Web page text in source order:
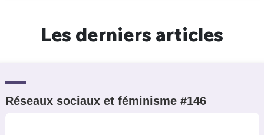
Les derniers articles
Réseaux sociaux et féminisme #146
Un Thread